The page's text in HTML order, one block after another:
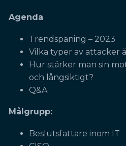
Agenda
Trendspaning – 2023
Vilka typer av attacker
Hur stärker man sin
och långsiktigt?
Q&A
Målgrupp:
Beslutsfattare inom IT